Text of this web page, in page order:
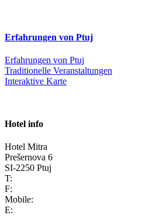
Erfahrungen von Ptuj
Erfahrungen von Ptuj
Traditionelle Veranstaltungen
Interaktive Karte
Hotel info
Hotel Mitra
Prešernova 6
SI-2250 Ptuj
T:
F:
Mobile:
E: